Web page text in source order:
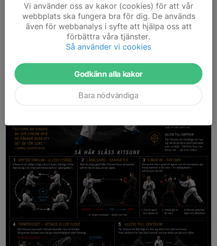
Vi använder oss av kakor (cookies) för att vår
webbplats ska fungera bra för dig. De används
även för webbanalys i syfte att hjälpa oss att
förbättra våra tjänster.
Så använder vi cookies
Godkänn alla kakor
Bara nödvändiga